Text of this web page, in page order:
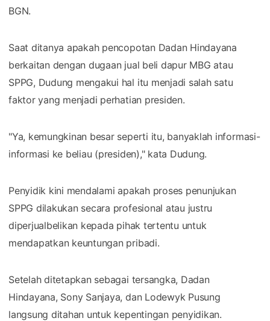
BGN.
Saat ditanya apakah pencopotan Dadan Hindayana
berkaitan dengan dugaan jual beli dapur MBG atau
SPPG, Dudung mengakui hal itu menjadi salah satu
faktor yang menjadi perhatian presiden.
"Ya, kemungkinan besar seperti itu, banyaklah informasi-
informasi ke beliau (presiden)," kata Dudung.
Penyidik kini mendalami apakah proses penunjukan
SPPG dilakukan secara profesional atau justru
diperjualbelikan kepada pihak tertentu untuk
mendapatkan keuntungan pribadi.
Setelah ditetapkan sebagai tersangka, Dadan
Hindayana, Sony Sanjaya, dan Lodewyk Pusung
langsung ditahan untuk kepentingan penyidikan.